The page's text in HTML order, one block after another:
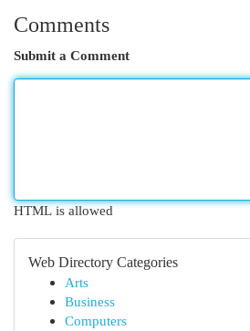
Comments
Submit a Comment
HTML is allowed
Web Directory Categories
Arts
Business
Computers